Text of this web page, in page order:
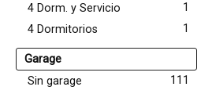
4 Dorm. y Servicio
1
4 Dormitorios
1
Garage
Sin garage
111